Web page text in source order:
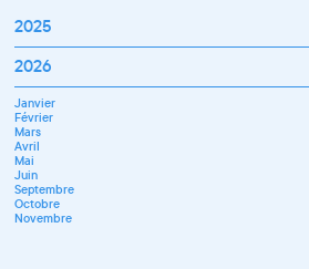
2025
Janvier
Mars
Avril
Mai
Juin
Juillet
Septembre
Octobre
Novembre
Décembre
2026
Janvier
Février
Mars
Avril
Mai
Juin
Septembre
Octobre
Novembre